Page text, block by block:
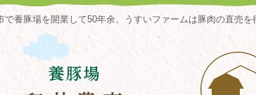
養豚場を開業して50年余、うすいファームは豚肉の直売を